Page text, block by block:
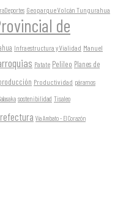
Geoparque Volcán Tungurahua
de
Infraestructura y Vialidad Manuel
Patate Pelileo Planes de
Productividad páramos
sostenibilidad Tisaleo
Vía Ambato - El Corazón